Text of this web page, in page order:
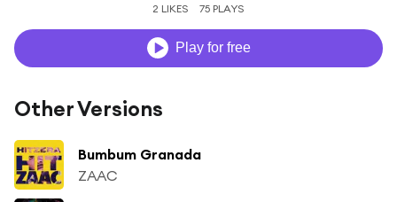
2 LIKES 75 PLAYS
Play for free
Other Versions
Bumbum Granada
ZAAC